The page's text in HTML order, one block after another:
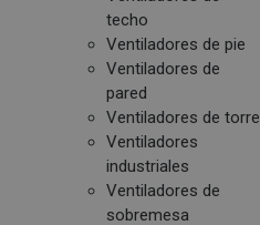
techo
Ventiladores de pie
Ventiladores de
pared
Ventiladores de torre
Ventiladores
industriales
Ventiladores de
sobremesa